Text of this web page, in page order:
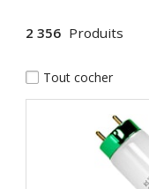
2 356 Produits
Tout cocher